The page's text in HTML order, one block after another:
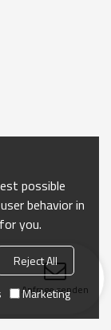
Anfrage senden
possible
behavior in
you.
Reject All
Marketing